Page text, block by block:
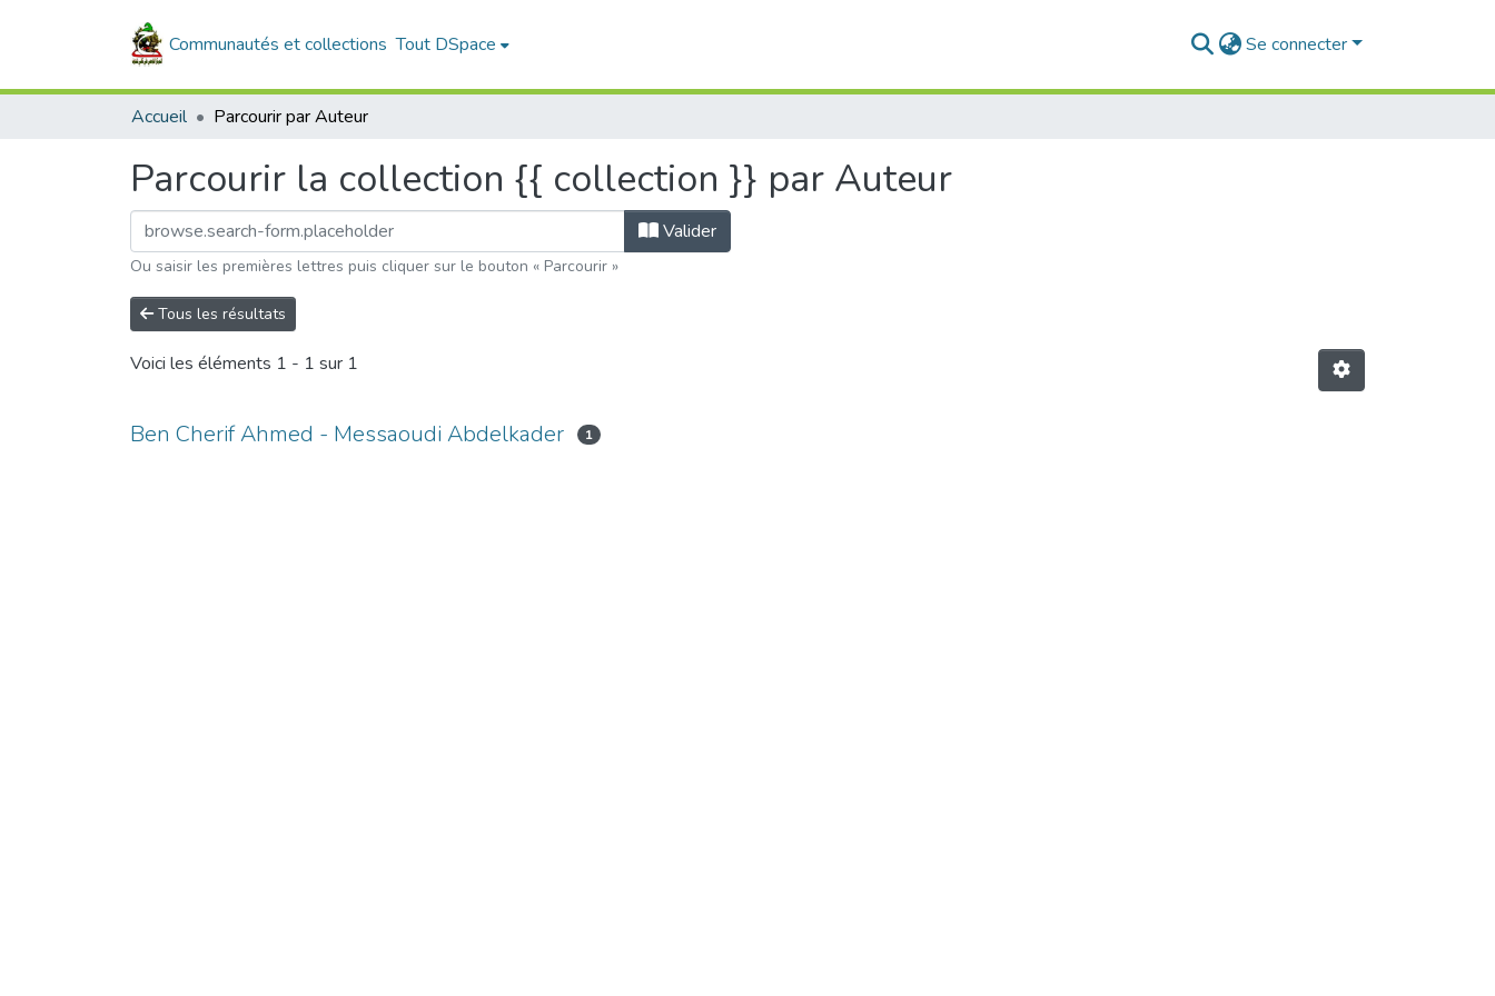
Communautés et collections Tout DSpace Se connecter
Accueil Parcourir par Auteur
Parcourir la collection {{ collection }} par Auteur
Valider
Ou saisir les premières lettres puis cliquer sur le bouton « Parcourir »
Tous les résultats
Voici les éléments 1 - 1 sur 1
Ben Cherif Ahmed - Messaoudi Abdelkader 1